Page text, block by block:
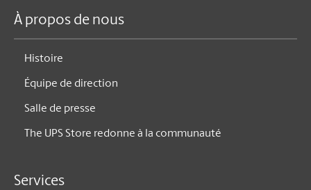
À propos de nous
Histoire
Équipe de direction
Salle de presse
The UPS Store redonne à la communauté
Services